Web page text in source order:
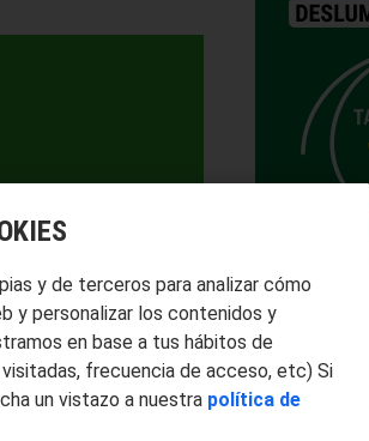
y de terceros para analizar cómo
y personalizar los contenidos y
en base a tus hábitos de
visitadas, frecuencia de acceso, etc) Si
un vistazo a nuestra política de